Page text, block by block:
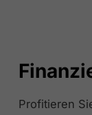
Profitieren